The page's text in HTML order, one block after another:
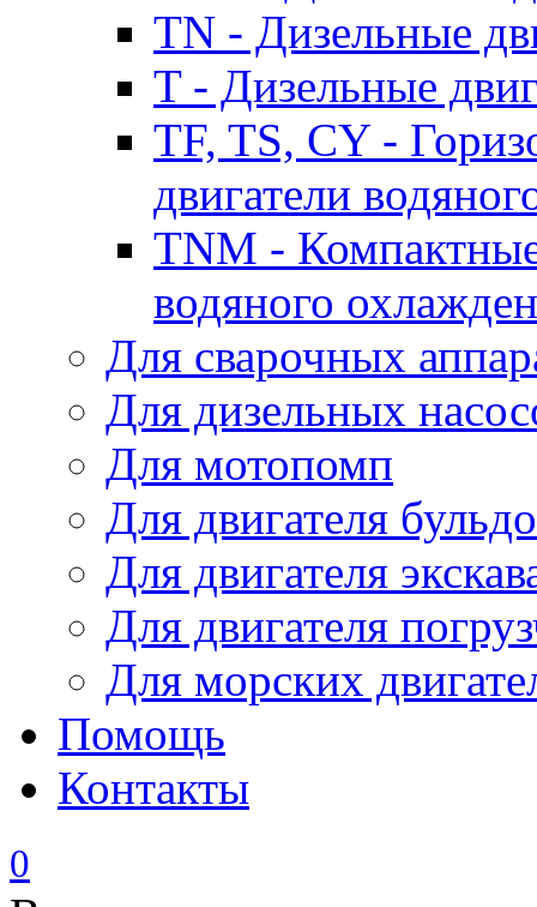
TN - Дизельные
T - Дизельные
TF, TS, CY -
двигатели
TNM -
водяного
Для сварочных
Для дизельных
Для мотопомп
Для двигателя
Для двигателя
Для двигателя
Для морских
Помощь
Контакты
0